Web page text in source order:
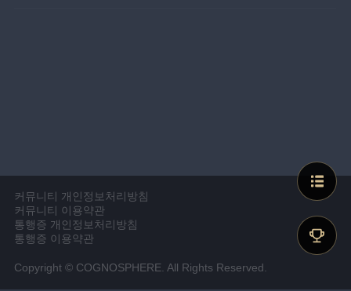
커뮤니티 개인정보처리방침
커뮤니티 이용약관
통행증 개인정보처리방침
통행증 이용약관
Copyright © COGNOSPHERE. All Rights Reserved.